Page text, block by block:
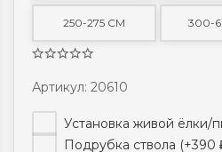
250-275 СМ 300-
Артикул: 20610
Установка живой ёлки/
Подрубка ствола (+390